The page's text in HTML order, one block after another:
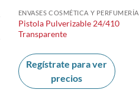
ENVASES COSMÉTICA Y PERFUMERÍA
Pistola Pulverizable 24/410
Transparente
Regístrate para ver
precios